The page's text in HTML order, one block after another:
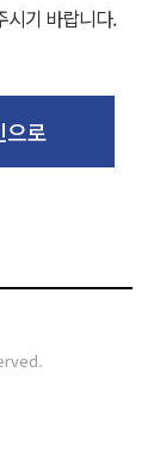
시기 바랍니다.
으로